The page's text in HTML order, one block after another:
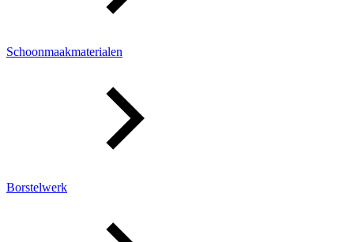
Schoonmaakmaterialen
Borstelwerk